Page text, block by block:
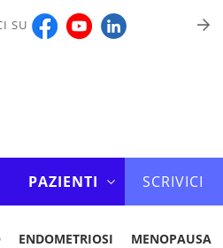
SU
PAZIENTI SCRIVICI
ENDOMETRIOSI MENOPAUSA